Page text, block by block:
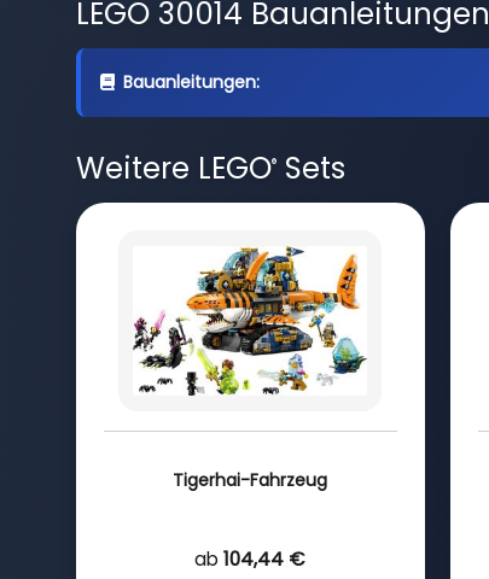
LEGO 30014 Bauanleitungen
Bauanleitungen:
Weitere LEGO®Sets
Tigerhai-Fahrzeug
ab 104,44 €